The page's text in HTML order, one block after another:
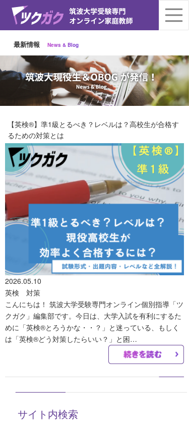
最新情報 News & Blog
【英検®️】準1級とるべき？レベルは？高校生が合格す
るための対策とは
2026.05.10
英検 対策
こんにちは！ 筑波大学受験専門オンライン個別指導「ツ
クガク」編集部です。今日は、大学入試を有利にするた
めに「英検®️とろうかな・・？」と迷っている、もしく
は「英検®️どう対策したらいい？」と困…
サイト内検索